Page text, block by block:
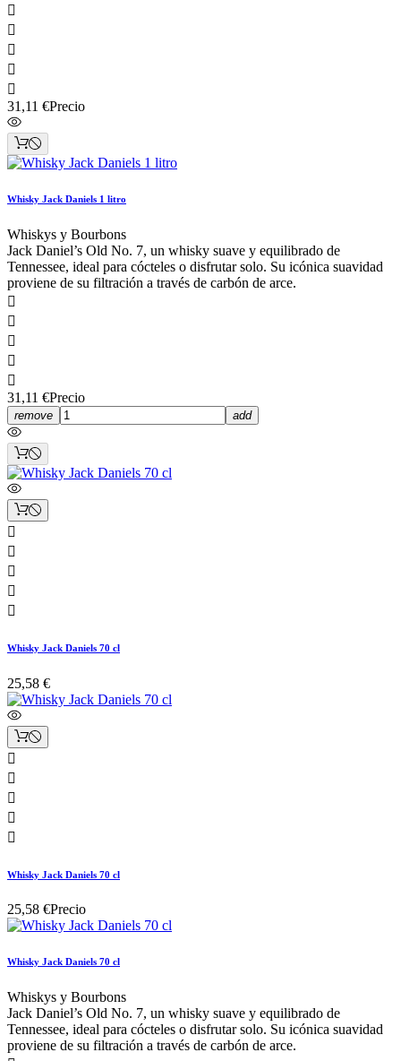





31,11 €Precio
Whisky Jack Daniels 1 litro
Whiskys y Bourbons
Jack Daniel’s Old No. 7, un whisky suave y equilibrado de
Tennessee, ideal para cócteles o disfrutar solo. Su icónica suavidad
proviene de su filtración a través de carbón de arce.





31,11 €Precio
remove add





Whisky Jack Daniels 70 cl
25,58 €





Whisky Jack Daniels 70 cl
25,58 €Precio
Whisky Jack Daniels 70 cl
Whiskys y Bourbons
Jack Daniel’s Old No. 7, un whisky suave y equilibrado de
Tennessee, ideal para cócteles o disfrutar solo. Su icónica suavidad
proviene de su filtración a través de carbón de arce.